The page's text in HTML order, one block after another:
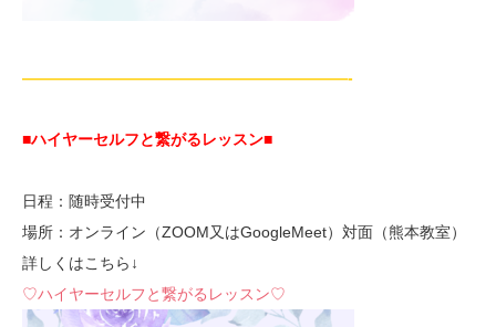
—————————————————————-
■ハイヤーセルフと繋がるレッスン■
日程：随時受付中
場所：オンライン（ZOOM又はGoogleMeet）対面（熊本教室）
詳しくはこちら↓
♡ハイヤーセルフと繋がるレッスン♡